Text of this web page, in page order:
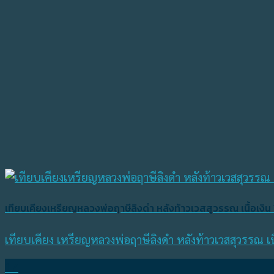
เทียบเคียงเหรียญหลวงพ่อฤาษีลิงดำ หลังท้าวเวสสุวรรณ เนื้อเงิน
เทียบเคียง เหรียญหลวงพ่อฤาษีลิงดำ หลังท้าวเวสสุวรรณ